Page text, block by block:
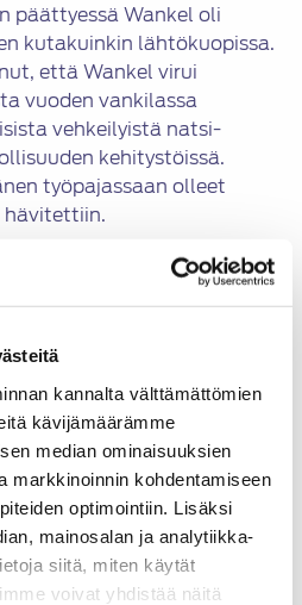
kannalta välttämättömien
kävijämäärämme
median ominaisuuksien
markkinoinnin kohdentamiseen
optimointiin. Lisäksi
mainosalan ja analytiikka-
siitä, miten käytät
voivat yhdistää näitä
päättyessä Wankel oli
kutakuinkin lähtökuopissa.
että Wankel virui
vuoden vankilassa
vehkeilyistä natsi-
kehitystöissä.
työpajassaan olleet
kiertomäntämoottori
Vuotta myöhemmin
kehitysversio, ja
todettuna, että homma
rokkaamaan.